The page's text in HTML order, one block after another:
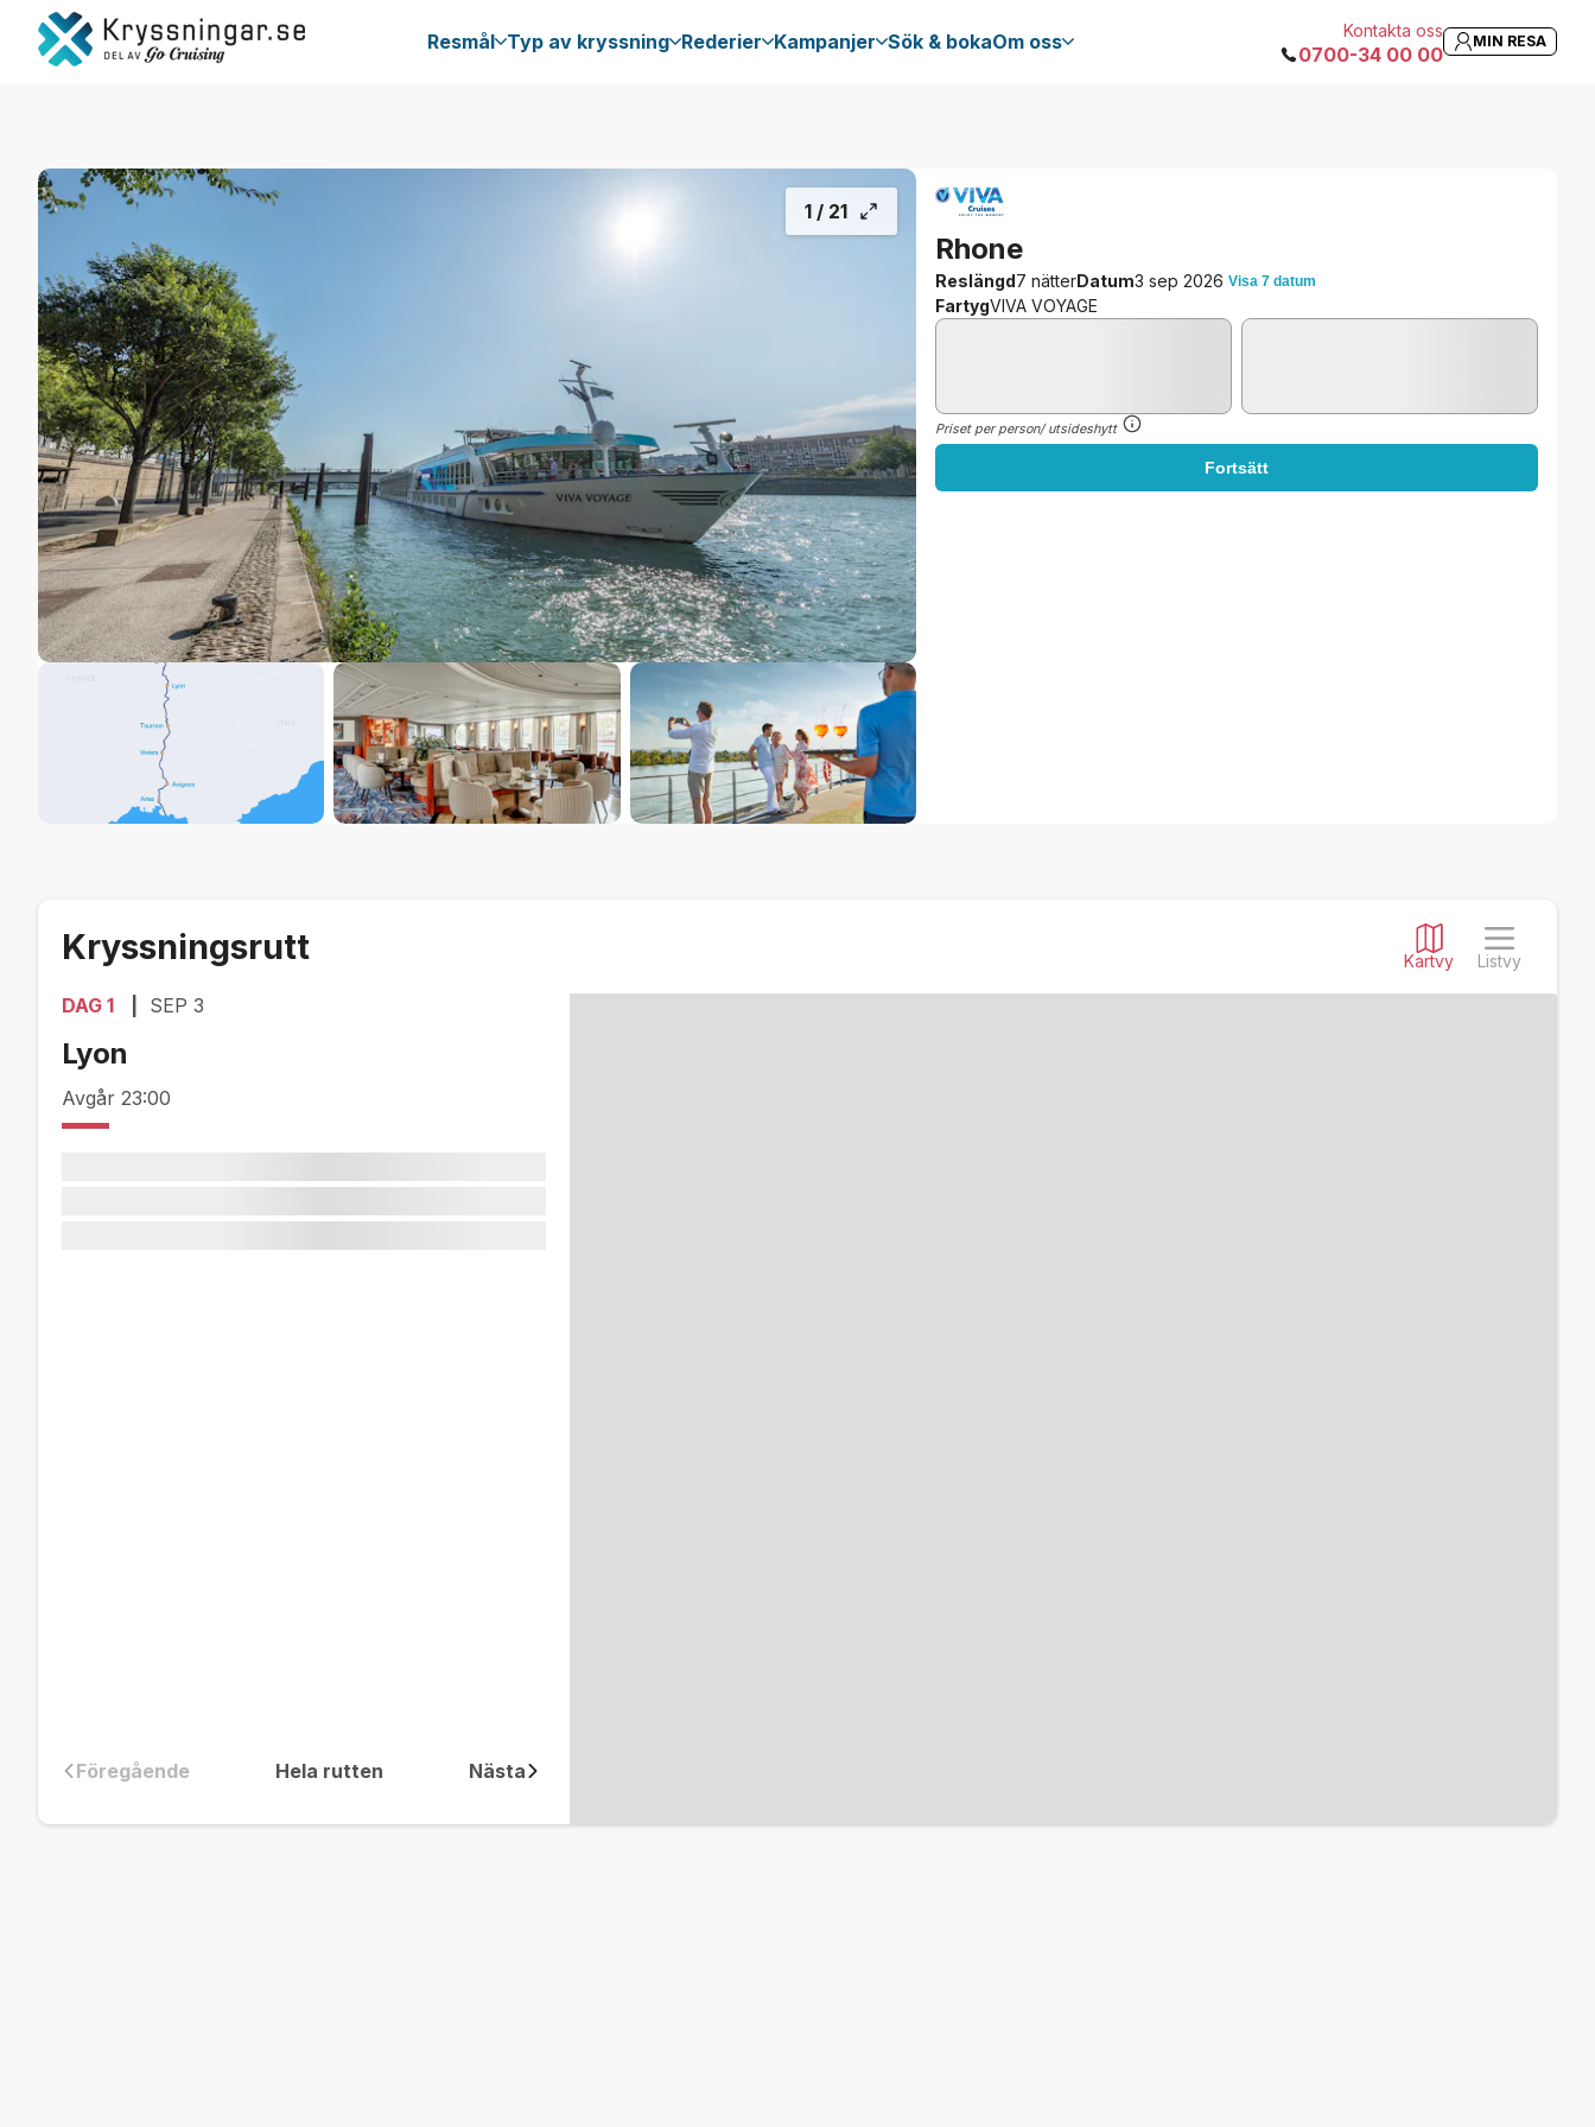
Resmål Typ av kryssning Rederier Kampanjer Sök & bokaOm oss Kontakta oss
0700-34 00 00
MIN RESA
Rhone Från19 680:- Fortsätt
1 / 21
Rhone
Reslängd7 nätterDatum3 sep 2026 Visa 7 datum
FartygVIVA VOYAGE
Priset per person/ utsideshytt
Fortsätt
Kryssningsrutt Kartvy Listvy
DAG 1 SEP 3
Lyon
Avgår 23:00
Föregående Hela rutten Nästa